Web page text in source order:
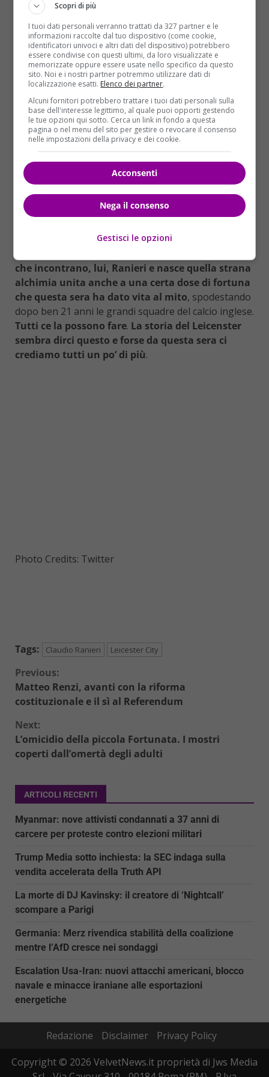
tempi, evita i giornalisti e oggi per vedere la partita
della sua vita ha raggiunto la madre ultra
novantenne aRoma.Lui è l’uomo del Leicenster e
con lui tutti i sogni sono possibili, anche quelli
più impossibili.
Ranieri ha cambiato il destino della squadra,
riuscendo a scovare il talento di due calciatori che già
da un po’ di tempo giocano con ilLeicenster, il
centravanti ingleseJamie Vardye l’ala algerina
Riyad Mahrez. Il primo ha 28 anni, esordisce tardi
nel calcio a 25 anni e fino al 2011 lavorava in fabbrica
e si allenava solamente la sera.Mahrezinvece di
anni ne ha 24, algerino nato e cresciuto in un
quartiere di
chiamatoSarcelles
una mediocre squadra francese.Un manipoli di
che incontrano, lui, Ranieri e nasce quella strana
alchimia unita anche a una certa dose di fortuna
che questa sera ha dato vita al mito, spodestando
dopo ben 21 anni le grandi squadre del calcio inglese.
Tutti ce la possono fare. La storia del Leicenster
sembra dirci questo e forse da questa sera ci
crediamo tutti un po’ di più.
Photo Credits: Twitter
Tags: Claudio Ranieri Leicester City
Continue
Reading
Previous:
Matteo Renzi, avanti con la riforma
costituzionale e il sì al Referendum
Next:
L’omicidio della piccola Fortunata. I mostri
coperti dall’omertà degli adulti
ARTICOLI RECENTI
Myanmar: nove attivisti condannati a 37 anni di
carcere per proteste contro elezioni militari
Trump Media sotto inchiesta: la SEC indaga sulla
vendita accelerata della Truth API
La morte di DJ Kavinsky: il creatore di ‘Nightcall’
scompare a Parigi
Germania: Merz rivendica stabilità della coalizione
mentre l’AfD cresce nei sondaggi
Escalation Usa-Iran: nuovi attacchi americani, blocco
navale e minacce iraniane alle esportazioni
energetiche
Redazione Disclaimer
Privacy Policy
Copyright © 2026 VelvetNews.it proprietà di Jws Media
Scopri di più
I tuoi dati personali verranno trattati da 327 partner e le
informazioni raccolte dal tuo dispositivo (come cookie,
identificatori univoci e altri dati del dispositivo) potrebbero
essere condivise con questi ultimi, da loro visualizzate e
memorizzate oppure essere usate nello specifico da questo
sito. Noi e i nostri partner potremmo utilizzare dati di
localizzazione esatti. Elenco dei partner.
Alcuni fornitori potrebbero trattare i tuoi dati personali sulla
base dell'interesse legittimo, al quale puoi opporti gestendo
le tue opzioni qui sotto. Cerca un link in fondo a questa
pagina o nel menu del sito per gestire o revocare il consenso
nelle impostazioni della privacy e dei cookie.
Acconsenti
Nega il consenso
Gestisci le opzioni